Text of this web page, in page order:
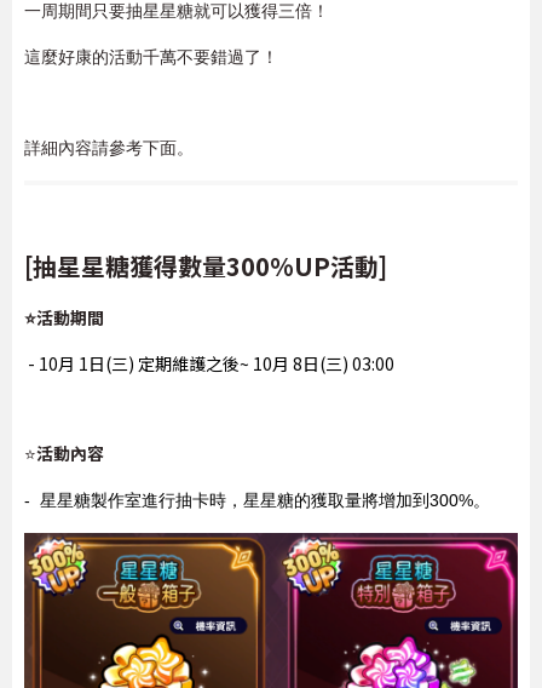
一周期間只要抽星星糖就可以獲得三倍！
這麼好康的活動千萬不要錯過了！
詳細內容請參考下面。
[抽星星糖獲得數量300%UP活動]
⭐活動期間
- 10月 1日(三) 定期維護之後~ 10月 8日(三) 03:00
⭐活動內容
- 星星糖製作室進行抽卡時，星星糖的獲取量將增加到300%。